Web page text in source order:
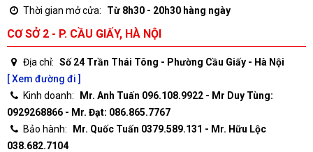
Thời gian mở cửa:
Từ 8h30 - 20h30 hàng ngày
CƠ SỞ 2 - P. CẦU GIẤY, HÀ NỘI
Địa chỉ: Số 24 Trần Thái Tông - Phường Cầu Giấy - Hà Nội
[ Xem đường đi ]
Kinh doanh:
Mr. Anh Tuấn 096.108.9922 - Mr Duy Tùng:
0929268866 - Mr. Đạt: 086.865.7767
Bảo hành:
Mr. Quốc Tuấn 0379.589.131 - Mr. Hữu Lộc
038.682.7104